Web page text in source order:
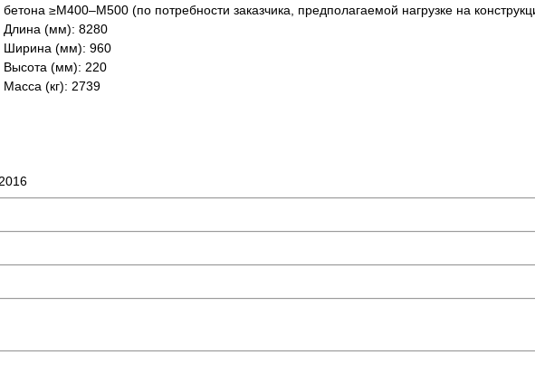
бетона ≥М400–М500 (по потребности заказчика, предполагаемой нагрузке на
Длина (мм): 8280
Ширина (мм): 960
Высота (мм): 220
Масса (кг): 2739